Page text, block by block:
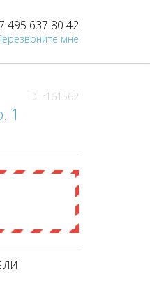
495 637 80 42
мне
ID: r161562
1
в месяц
Отправить